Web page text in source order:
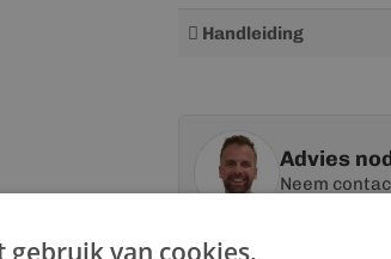
Meer
Handleiding
Advies
Neem
gebruik van cookies.